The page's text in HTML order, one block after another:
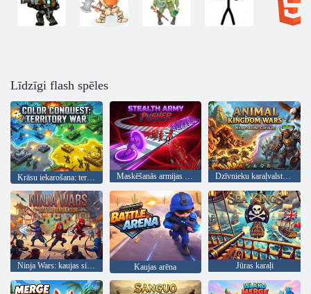
Līdzīgi flash spēles
Krāsu iekarošana: teritoriju karš Maskēšanās armijas stūmējs Dzīvnieku karaļvalsts kari
Ninja Wars: kaujas simulators Kaujas arēna Jūras karaļi